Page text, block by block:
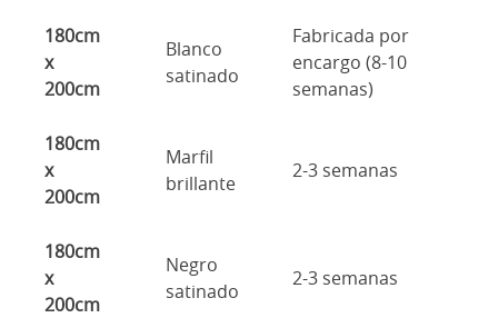
180cm
x
200cm
Blanco
satinado
Fabricada por
encargo (8-10
semanas)
180cm
x
200cm
Marfil
brillante
2-3 semanas
180cm
x
200cm
Negro
satinado
2-3 semanas